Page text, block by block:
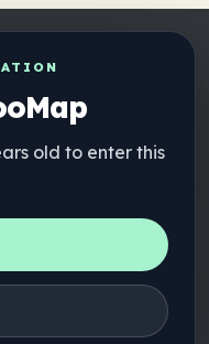
old to enter this
away
Finder
Pilz-Tinkturen
🫙 Pilz-
💨 Mushroom